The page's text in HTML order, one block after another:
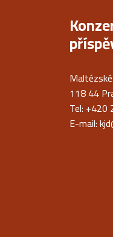
118 44
Tel:
E-mail: